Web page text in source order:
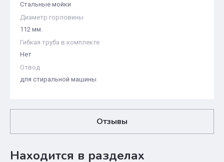
Стальные мойки
Диаметр горловины
112 мм.
Гибкая труба в комплекте
Нет
Отвод
для стиральной машины
Отзывы
Находится в разделах